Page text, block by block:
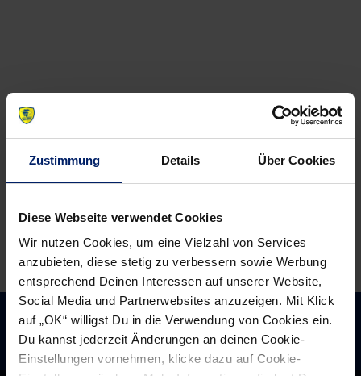
Zustimmung Details Über Cookies
Diese Webseite verwendet Cookies
Wir nutzen Cookies, um eine Vielzahl von Services
anzubieten, diese stetig zu verbessern sowie Werbung
entsprechend Deinen Interessen auf unserer Website,
Social Media und Partnerwebsites anzuzeigen. Mit Klick
auf „OK“ willigst Du in die Verwendung von Cookies ein.
Du kannst jederzeit Änderungen an deinen Cookie-
Einstellungen vornehmen, klicke dazu auf Cookie-
Löwen
zwei
Punkte
gegen
in
Gedanken
beim
THW